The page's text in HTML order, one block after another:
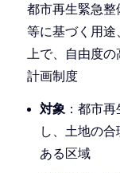
都市再生緊急
等に基づく用途
上で、自由度
計画制度
対象 ：都市
し、土地の
ある区域